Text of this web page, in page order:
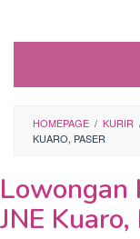
HOMEPAGE / KURIR
KUARO, PASER
Lowongan
JNE